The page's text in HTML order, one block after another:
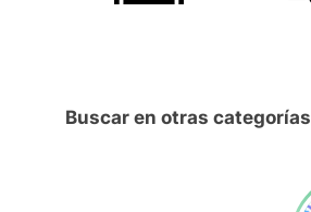
Buscar en otras categorías